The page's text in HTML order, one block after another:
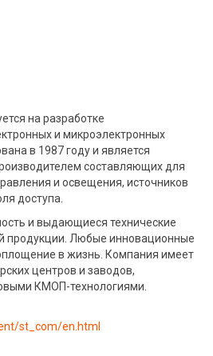
на разработке
и микроэлектронных
в 1987 году и является
составляющих для
и освещения, источников
доступа.
и выдающиеся технические
продукции. Любые инновационные
в жизнь. Компания имеет
центров и заводов,
КМОП-технологиями.
st_com/en.html